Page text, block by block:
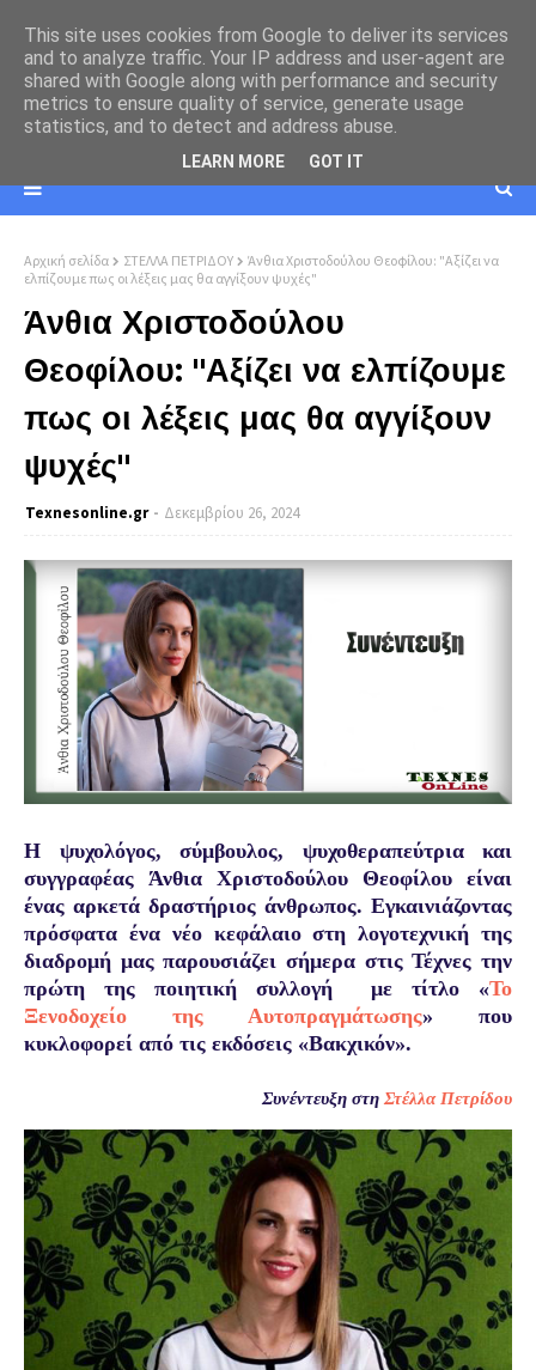
Αρχική σελίδα ΣΤΕΛΛΑ ΠΕΤΡΙΔΟΥ
Άνθια Χριστοδούλου Θεοφίλου: "Αξίζει να
ελπίζουμε πως οι λέξεις μας θα αγγίξουν ψυχές"
Άνθια Χριστοδούλου
Θεοφίλου: "Αξίζει να ελπίζουμε
πως οι λέξεις μας θα αγγίξουν
ψυχές"
Texnesοnline.gr Δεκεμβρίου 26, 2024
Η ψυχολόγος, σύμβουλος, ψυχοθεραπεύτρια και
συγγραφέας Άνθια Χριστοδούλου Θεοφίλου είναι
ένας αρκετά δραστήριος άνθρωπος. Εγκαινιάζοντας
πρόσφατα ένα νέο κεφάλαιο στη λογοτεχνική της
διαδρομή μας παρουσιάζει σήμερα στις Τέχνες την
πρώτη της ποιητική συλλογή
με τίτλο «Το
Ξενοδοχείο της Αυτοπραγμάτωσης» που
κυκλοφορεί από τις εκδόσεις «Βακχικόν».
Συνέντευξη στη Στέλλα Πετρίδου
This site uses cookies from Google to deliver its services
and to analyze traffic. Your IP address and user-agent are
shared with Google along with performance and security
metrics to ensure quality of service, generate usage
statistics, and to detect and address abuse.
LEARN MORE GOT IT